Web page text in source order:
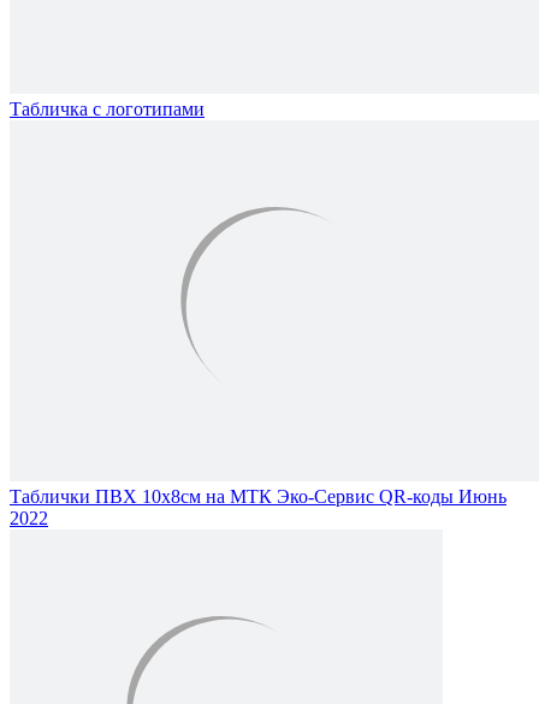
Табличка с логотипами
Таблички ПВХ 10х8см на МТК Эко-Сервис QR-коды Июнь
2022